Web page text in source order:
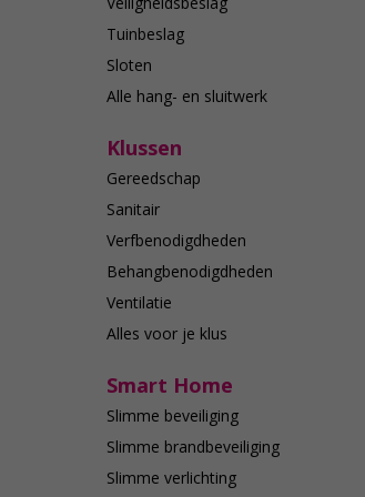
Tuinbeslag
Sloten
Alle hang- en sluitwerk
Klussen
Gereedschap
Sanitair
Verfbenodigdheden
Behangbenodigdheden
Ventilatie
Alles voor je klus
Smart Home
Slimme beveiliging
Slimme brandbeveiliging
Slimme verlichting